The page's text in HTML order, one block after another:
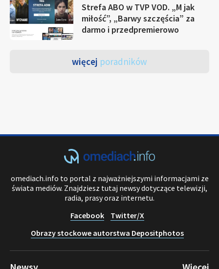
Strefa ABO w TVP VOD. „M jak
miłość”, „Barwy szczęścia” za
darmo i przedpremierowo
więcej poradników
omediach.info to portal z najważniejszymi informacjami ze
świata mediów. Znajdziesz tutaj newsy dotyczące telewizji,
radia, prasy oraz internetu.
Facebook
Twitter/X
Obrazy stockowe autorstwa Depositphotos